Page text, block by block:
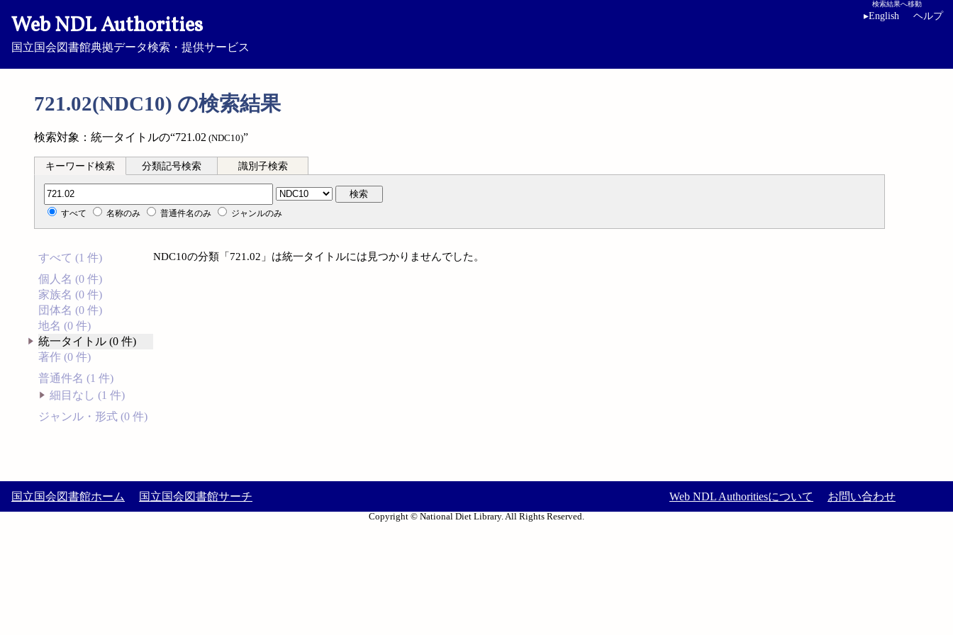
Web NDL Authorities
国立国会図書館典拠データ検索・提供サービス
検索結果へ移動
▸English ヘルプ
721.02(NDC10) の検索結果
検索対象：統一タイトルの“721.02 (NDC10)”
キーワード検索 分類記号検索 識別子検索
分類記号検索 検索
すべて 名称のみ 普通件名のみ ジャンルのみ
すべて (1 件)
個人名 (0 件)
家族名 (0 件)
団体名 (0 件)
地名 (0 件)
統一タイトル (0 件)
著作 (0 件)
普通件名 (1 件)
細目なし (1 件)
ジャンル・形式 (0 件)
NDC10の分類「721.02」は統一タイトルには見つかりませんでした。
国立国会図書館ホーム 国立国会図書館サーチ Web NDL Authoritiesについて お問い合わせ
Copyright © National Diet Library. All Rights Reserved.